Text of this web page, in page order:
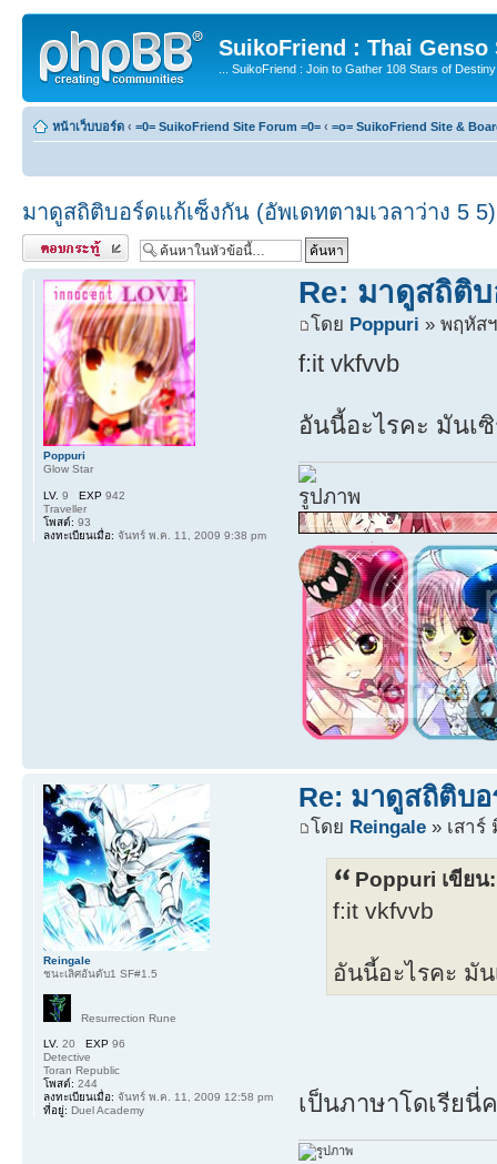
SuikoFriend : Thai Genso
... SuikoFriend : Join to Gather 108 Stars of
หน้าเว็บบอร์ด ‹ =0= SuikoFriend Site Forum =0= ‹ =o= SuikoFriend Site &
มาดูสถิติบอร์ดแก้เซ็งกัน (อัพเดทตามเวลาว่าง 5 5)
ตอบกระทู้
Re: มาดูสถิติบ
โดย Poppuri » พฤหัส
f:it vkfvvb
อันนี้อะไรคะ มันเ
Poppuri
Glow Star
LV. 9 EXP 942
Traveller
โพสต์: 93
ลงทะเบียนเมื่อ: จันทร์ พ.ค. 11, 2009 9:38 pm
Re: มาดูสถิติบอ
โดย Reingale » เสาร์
Poppuri เขียน:
f:it vkfvvb
อันนี้อะไรคะ มัน
เป็นภาษาโดเรียนี่
Reingale
ชนะเลิศอันดับ1 SF#1.5
Resurrection Rune
LV. 20 EXP 96
Detective
Toran Republic
โพสต์: 244
ลงทะเบียนเมื่อ: จันทร์ พ.ค. 11, 2009 12:58 pm
ที่อยู่: Duel Academy